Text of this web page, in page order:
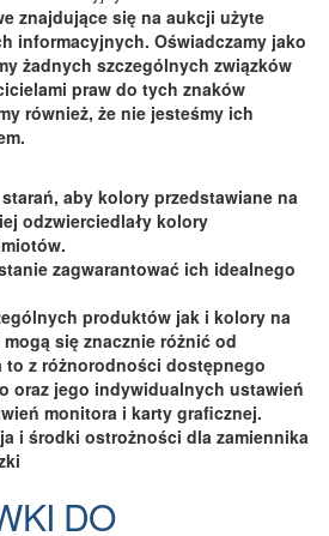
znajdujące się na aukcji użyte
informacyjnych. Oświadczamy jako
żadnych szczególnych związków
praw do tych znaków
również, że nie jesteśmy ich
aby kolory przedstawiane na
odzwierciedlały kolory
zagwarantować ich idealnego
produktów jak i kolory na
się znacznie różnić od
to z różnorodności dostępnego
oraz jego indywidualnych ustawień
monitora i karty graficznej.
i środki ostrożności dla zamiennika
DO